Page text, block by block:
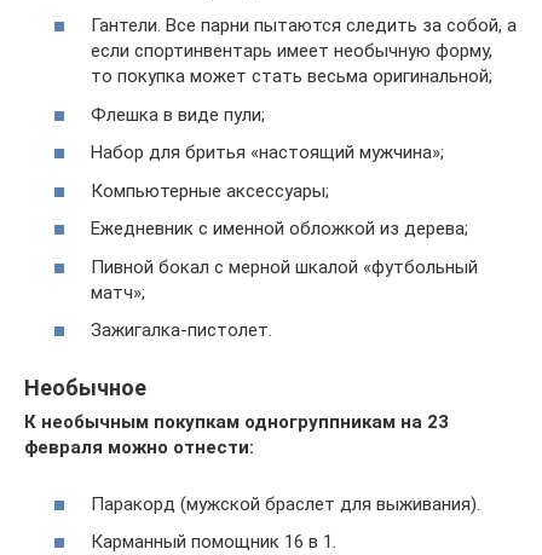
Гантели. Все парни пытаются следить за собой, а
если спортинвентарь имеет необычную форму,
то покупка может стать весьма оригинальной;
Флешка в виде пули;
Набор для бритья «настоящий мужчина»;
Компьютерные аксессуары;
Ежедневник с именной обложкой из дерева;
Пивной бокал с мерной шкалой «футбольный
матч»;
Зажигалка-пистолет.
Необычное
К необычным покупкам одногруппникам на 23
февраля можно отнести:
Паракорд (мужской браслет для выживания).
Карманный помощник 16 в 1.